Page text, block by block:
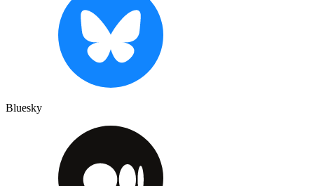
Bluesky